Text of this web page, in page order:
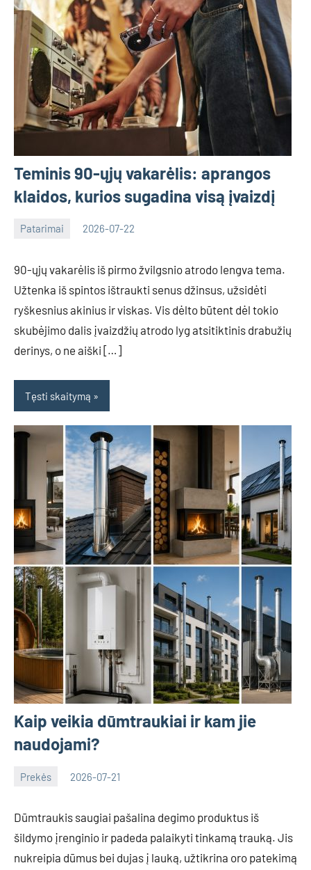
Teminis 90-ųjų vakarėlis: aprangos
klaidos, kurios sugadina visą įvaizdį
Patarimai 2026-07-22
90-ųjų vakarėlis iš pirmo žvilgsnio atrodo lengva tema.
Užtenka iš spintos ištraukti senus džinsus, užsidėti
ryškesnius akinius ir viskas. Vis dėlto būtent dėl tokio
skubėjimo dalis įvaizdžių atrodo lyg atsitiktinis drabužių
derinys, o ne aiški […]
Tęsti skaitymą
Kaip veikia dūmtraukiai ir kam jie
naudojami?
Prekės 2026-07-21
Dūmtraukis saugiai pašalina degimo produktus iš
šildymo įrenginio ir padeda palaikyti tinkamą trauką. Jis
nukreipia dūmus bei dujas į lauką, užtikrina oro patekimą